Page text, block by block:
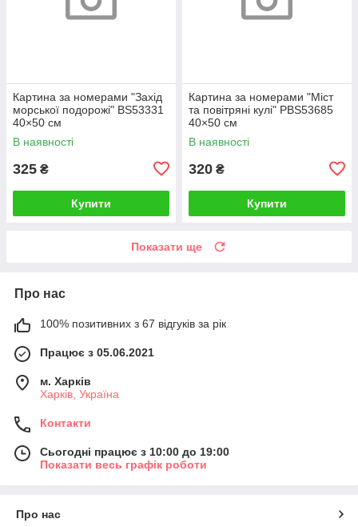
Картина за номерами "Захід
морської подорожі" BS53331
40×50 см
В наявності
325 ₴
Купити
Картина за номерами "Міст
та повітряні кулі" PBS53685
40×50 см
В наявності
320 ₴
Купити
Показати ще
Про нас
100% позитивних з 67 відгуків за рік
Працює з 05.06.2021
м. Харків
Харків, Україна
Контакти
Сьогодні працює з 10:00 до 19:00
Показати весь графік роботи
Про нас